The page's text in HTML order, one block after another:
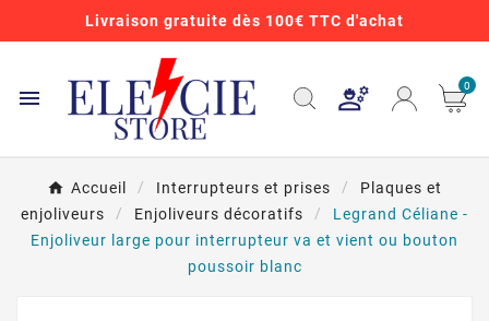
Livraison gratuite dès 100€ TTC d'achat
 0
Accueil Interrupteurs et prises
Plaques et
enjoliveurs
Enjoliveurs décoratifs
Legrand Céliane -
Enjoliveur large pour interrupteur va et vient ou bouton
poussoir blanc